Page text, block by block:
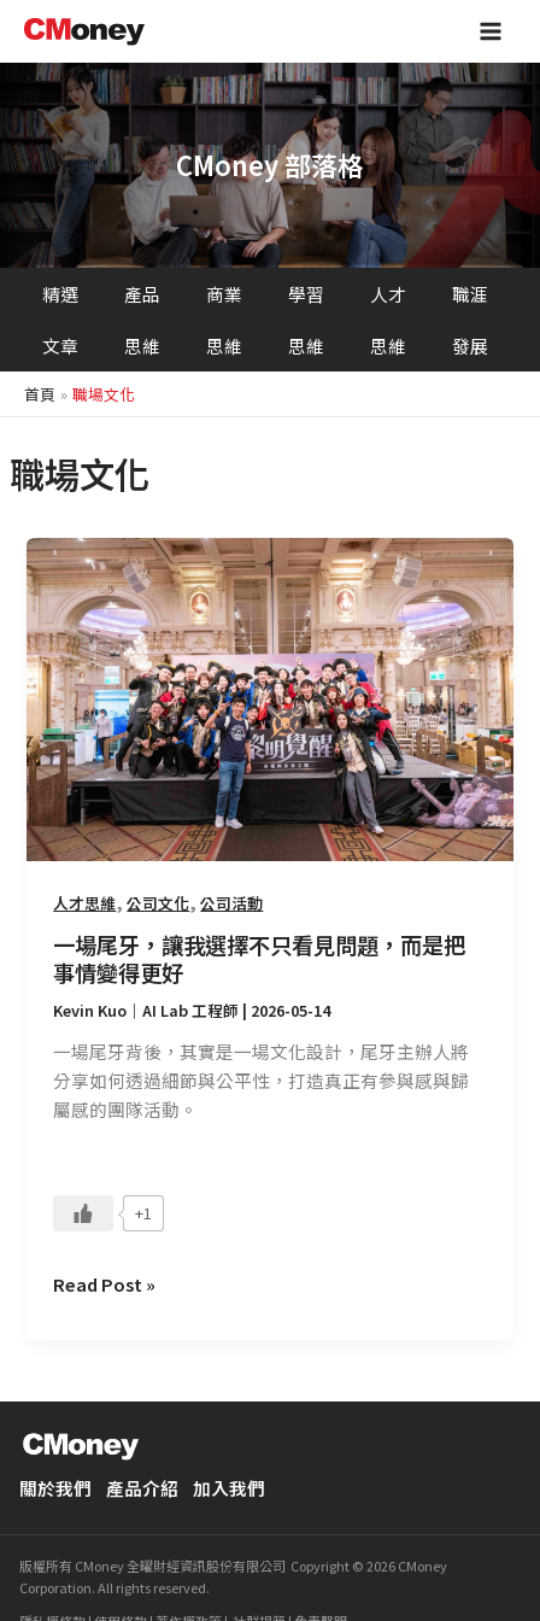
主
容
Main
CMoney 部落格
精選
文章
產品
思維
商業
思維
學習
思維
人才
思維
職涯
發展
首頁 職場文化
職場文化
人才思維,公司文化,公司活動
一場尾牙，讓我選擇不只看見問題，而是把
事情變得更好
Kevin Kuo｜AI Lab 工程師 | 2026-05-14
一場尾牙背後，其實是一場文化設計，尾牙主辦人將
分享如何透過細節與公平性，打造真正有參與感與歸
屬感的團隊活動。
+1
一
場
尾
牙，
讓
我
選
擇
不
只
看
見
問
而
是
把
情
變
Read Post »
關於我們 產品介紹 加入我們
版權所有 CMoney 全曜財經資訊股份有限公司 Copyright © 2026 CMoney
Corporation. All rights reserved.